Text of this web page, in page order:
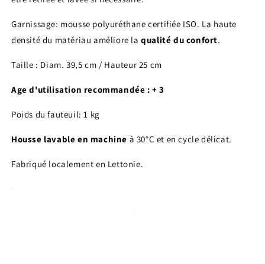
Garnissage: mousse polyuréthane certifiée ISO. La haute
densité du matériau améliore la qualité du confort.
Taille : Diam. 39,5 cm / Hauteur 25 cm
Age d'utilisation recommandée : + 3
Poids du fauteuil: 1 kg
Housse lavable en machine à 30°C et en cycle délicat.
Fabriqué localement en Lettonie.